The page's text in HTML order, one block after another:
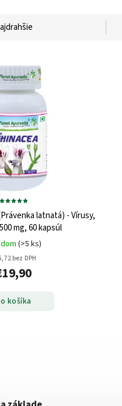
latnatá) - Vírusy,
mg, 60 kapsúl
(>5 ks)
bez DPH
košíka